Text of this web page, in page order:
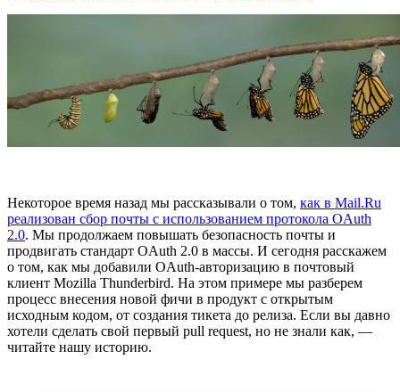
Некоторое время назад мы рассказывали о том, как в Mail.Ru
реализован сбор почты с использованием протокола OAuth
2.0. Мы продолжаем повышать безопасность почты и
продвигать стандарт OAuth 2.0 в массы. И сегодня расскажем
о том, как мы добавили OAuth-авторизацию в почтовый
клиент Mozilla Thunderbird. На этом примере мы разберем
процесс внесения новой фичи в продукт с открытым
исходным кодом, от создания тикета до релиза. Если вы давно
хотели сделать свой первый pull request, но не знали как, —
читайте нашу историю.